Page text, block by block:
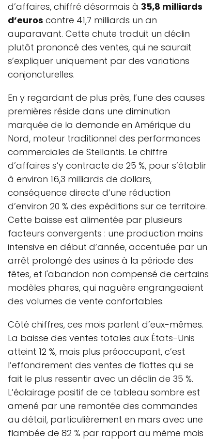
d’affaires, chiffré désormais à 35,8 milliards
d’euros contre 41,7 milliards un an
auparavant. Cette chute traduit un déclin
plutôt prononcé des ventes, qui ne saurait
s’expliquer uniquement par des variations
conjoncturelles.
En y regardant de plus près, l’une des causes
premières réside dans une diminution
marquée de la demande en Amérique du
Nord, moteur traditionnel des performances
commerciales de Stellantis. Le chiffre
d’affaires s’y contracte de 25 %, pour s’établir
à environ 16,3 milliards de dollars,
conséquence directe d’une réduction
d’environ 20 % des expéditions sur ce territoire.
Cette baisse est alimentée par plusieurs
facteurs convergents : une production moins
intensive en début d’année, accentuée par un
arrêt prolongé des usines à la période des
fêtes, et l'abandon non compensé de certains
modèles phares, qui naguère engrangeaient
des volumes de vente confortables.
Côté chiffres, ces mois parlent d’eux-mêmes.
La baisse des ventes totales aux États-Unis
atteint 12 %, mais plus préoccupant, c’est
l’effondrement des ventes de flottes qui se
fait le plus ressentir avec un déclin de 35 %.
L’éclairage positif de ce tableau sombre est
amené par une remontée des commandes
au détail, particulièrement en mars avec une
flambée de 82 % par rapport au même mois